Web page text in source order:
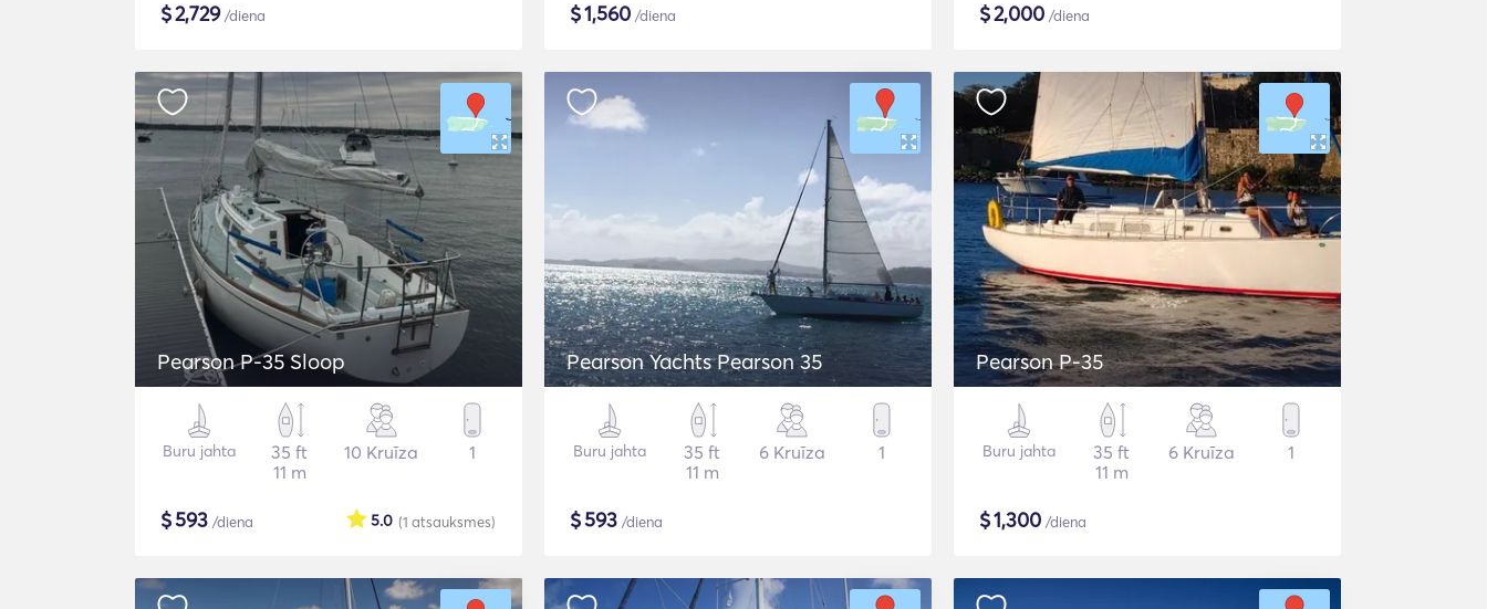
$2,729/diena $1,560 /diena $2,000 /diena
Pearson P-35 Sloop
Buru jahta
35 ft
11 m
10 Kruīza 1
$593 /diena (1 atsauksmes)
5.0
Pearson Yachts Pearson 35
Buru jahta
35 ft
11 m
6 Kruīza 1
$593 /diena
Pearson P-35
Buru jahta
35 ft
11 m
6 Kruīza 1
$1,300 /diena